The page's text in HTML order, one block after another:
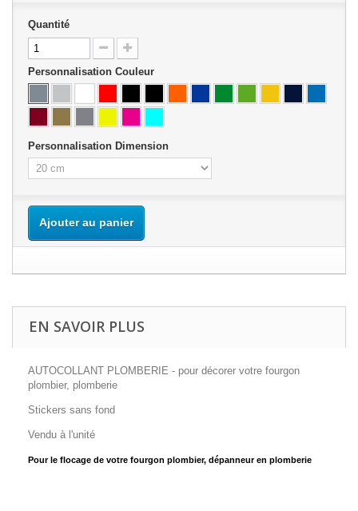
Quantité
Personnalisation Couleur
Personnalisation Dimension
Ajouter au panier
EN SAVOIR PLUS
AUTOCOLLANT PLOMBERIE - pour décorer votre fourgon
plombier, plomberie
Stickers sans fond
Vendu à l'unité
Pour le flocage de votre fourgon plombier, dépanneur en plomberie